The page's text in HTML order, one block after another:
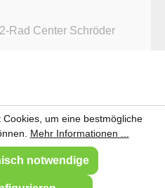
Rad Center Schröder
um eine bestmögliche
Mehr Informationen ...
notwendige